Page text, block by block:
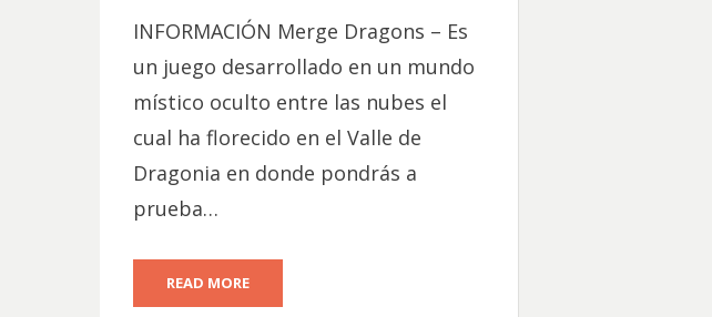
INFORMACIÓN Merge Dragons – Es
un juego desarrollado en un mundo
místico oculto entre las nubes el
cual ha florecido en el Valle de
Dragonia en donde pondrás a
prueba…
READ MORE